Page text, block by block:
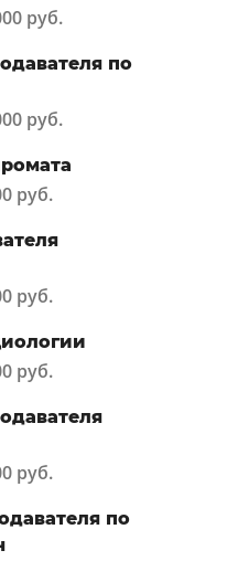
руб.
по
руб.
руб.
руб.
руб.
руб.
по